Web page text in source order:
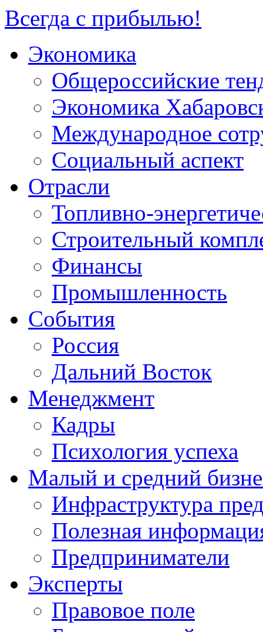
Всегда с прибылью!
Экономика
Общероссийские
Экономика
Международное
Социальный аспект
Отрасли
Топливно-
Строительный
Финансы
Промышленность
События
Россия
Дальний Восток
Менеджмент
Кадры
Психология успеха
Малый и средний
Инфраструктура
Полезная
Предприниматели
Эксперты
Правовое поле